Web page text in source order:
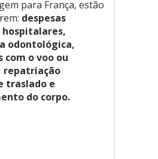
para França, estão
despesas
hospitalares,
odontológica,
com o voo ou
repatriação
traslado e
do corpo.